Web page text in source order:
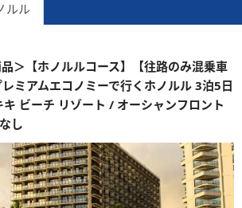
ルル
＞【ホノルルコース】【往路のみ混乗車
ミアムエコノミーで行くホノルル 3泊5日
ビーチ リゾート / オーシャンフロント
し